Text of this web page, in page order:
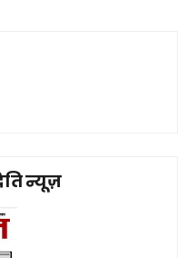
न्यूज़